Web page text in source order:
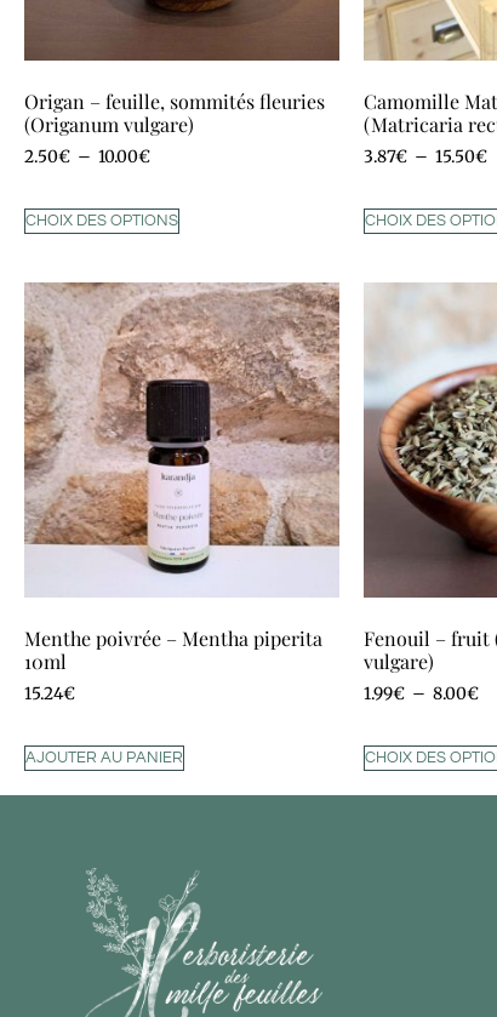
Origan – feuille, sommités fleuries
(Origanum vulgare)
2.50€ – 10.00€
CHOIX DES OPTIONS
Camomille
(Matricaria
3.87€ – 15.50€
CHOIX DES
Menthe poivrée – Mentha piperita
10ml
15.24€
AJOUTER AU PANIER
Fenouil – fruit
vulgare)
1.99€ – 8.00€
CHOIX DES